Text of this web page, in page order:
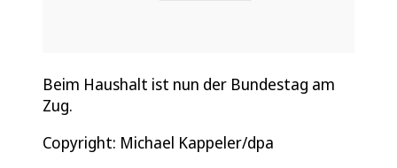
Beim Haushalt ist nun der Bundestag am
Zug.
Copyright: Michael Kappeler/dpa